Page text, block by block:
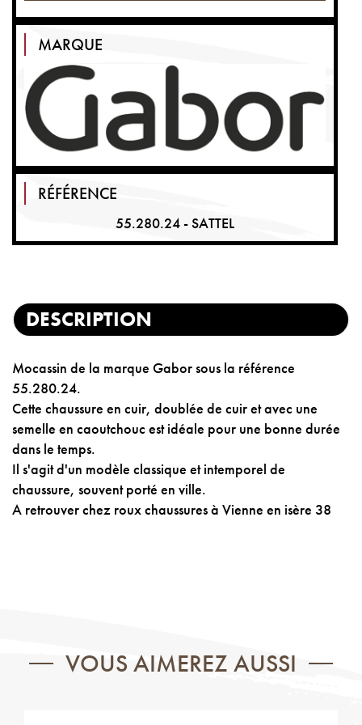
MARQUE
RÉFÉRENCE
55.280.24 - SATTEL
DESCRIPTION
Mocassin de la marque Gabor sous la référence
55.280.24.
Cette chaussure en cuir, doublée de cuir et avec une
semelle en caoutchouc est idéale pour une bonne durée
dans le temps.
Il s'agit d'un modèle classique et intemporel de
chaussure, souvent porté en ville.
A retrouver chez roux chaussures à Vienne en isère 38
VOUS AIMEREZ AUSSI